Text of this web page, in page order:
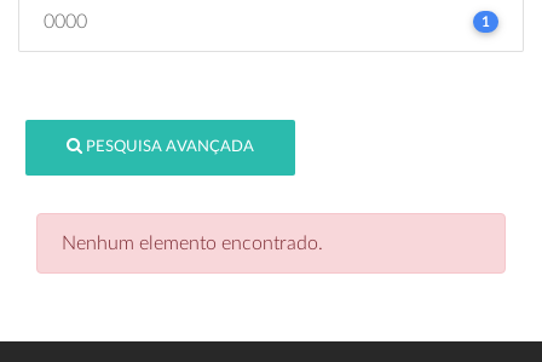
0000 1
PESQUISA AVANÇADA
Nenhum elemento encontrado.